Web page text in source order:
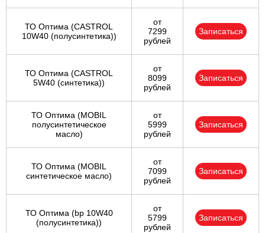
ТО Оптима (CASTROL
10W40 (полусинтетика))
от
7299
рублей
Записаться
ТО Оптима (CASTROL
5W40 (синтетика))
от
8099
рублей
Записаться
ТО Оптима (MOBIL
полусинтетическое
масло)
от
5999
рублей
Записаться
ТО Оптима (MOBIL
синтетическое масло)
от
7099
рублей
Записаться
ТО Оптима (bp 10W40
(полусинтетика))
от
5799
рублей
Записаться